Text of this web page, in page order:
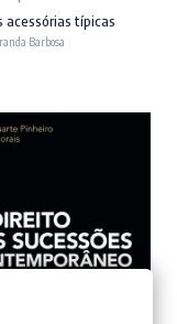
€.
preço
atual
24,21 €.
acessórias típicas
Barbosa